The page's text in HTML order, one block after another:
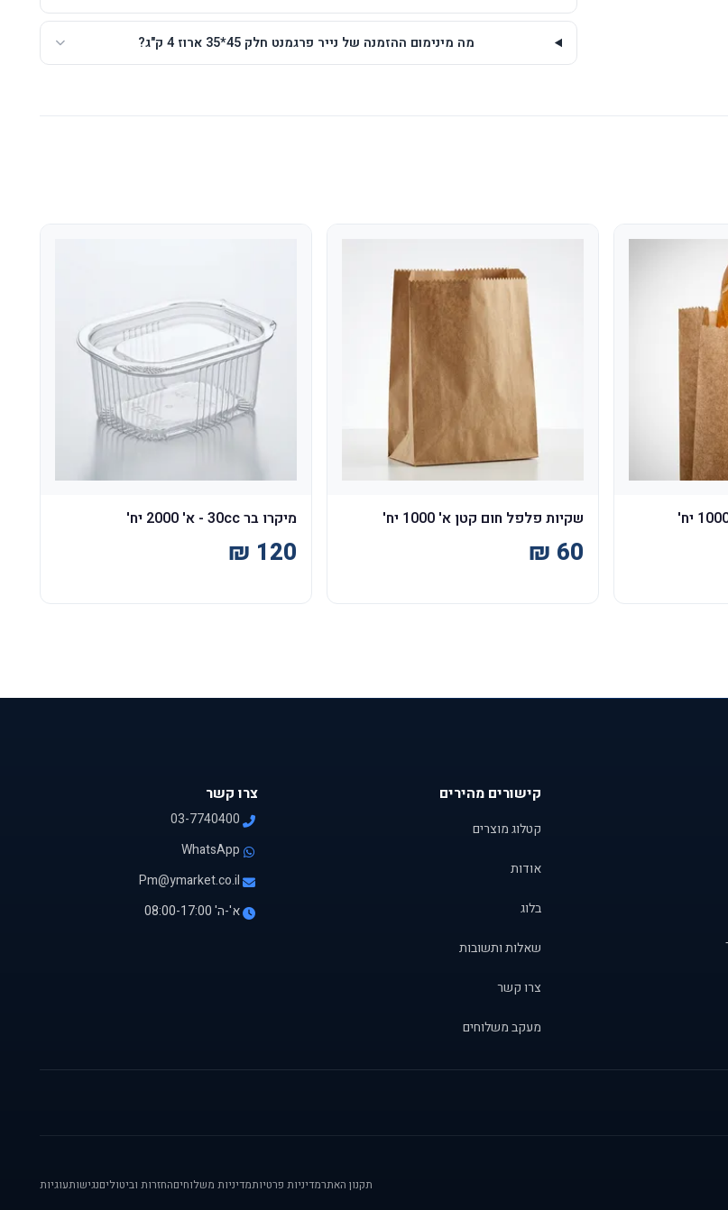
מה מינימום ההזמנה של נייר פרגמנט חלק 45*35 ארוז 4 ק"ג?
שקיות פלפל חום קטן א' 1000 יח' מיקרו בר 30cc - א' 2000 יח'
קישורים מהירים
קטלוג מוצרים
אודות
בלוג
שאלות ותשובות
צרו קשר
מעקב משלוחים
צרו קשר
03-7740400
WhatsApp
Pm@ymarket.co.il
א'-ה' 08:00-17:00
תקנון האתרמדיניות פרטיותמדיניות משלוחיםהחזרות וביטוליםנגישותעוגיות